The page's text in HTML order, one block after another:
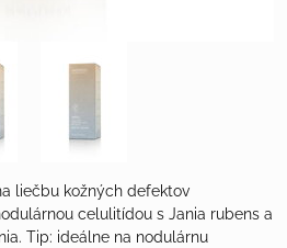
liečbu kožných defektov
celulitídou s Jania rubens a
Tip: ideálne na nodulárnu